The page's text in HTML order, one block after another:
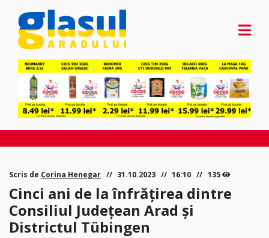
Scris de Corina Henegar 31.10.2023 16:10 135
Cinci ani de la înfrățirea dintre
Consiliul Județean Arad și
Districtul Tübingen